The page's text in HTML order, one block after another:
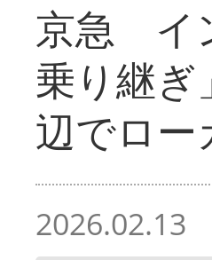
京急 イ
乗り継
辺でロー
2026.02.13